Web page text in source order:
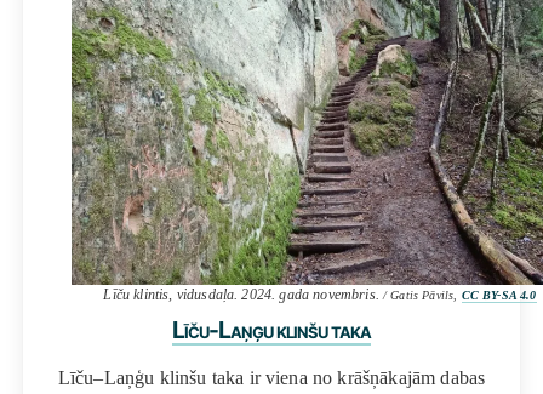
Līču klintis, vidusdaļa. 2024. gada novembris./ Gatis Pāvils, CC BY-SA 4.0
Līču-Laņģu klinšu taka
Līču–Laņģu klinšu taka ir viena no krāšņākajām dabas